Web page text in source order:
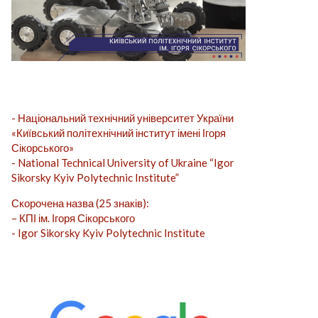
- Національний технічний університет України
«Київський політехнічний інститут імені Ігоря
Сікорського»
- National Technical University of Ukraine “Igor
Sikorsky Kyiv Polytechnic Institute”
Скорочена назва (25 знаків):
– КПІ ім. Ігоря Сікорського
- Igor Sikorsky Kyiv Polytechnic Institute